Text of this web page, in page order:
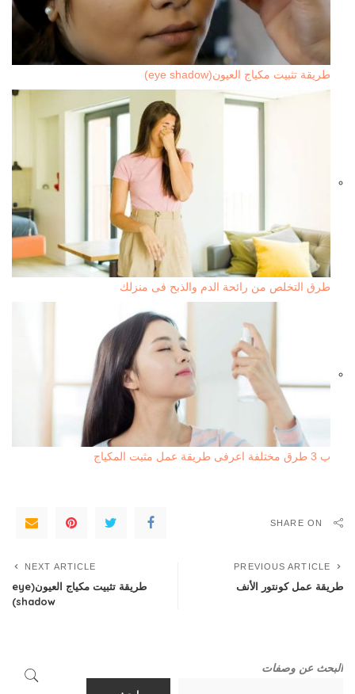
طريقة تثبيت مكياج العيون(eye shadow)
طرق التخلص من رائحة الدم والذبح فى منزلك
ب 3 طرق مختلفة اعرفى طريقة عمل مثبت المكياج
SHARE ON
PREVIOUS ARTICLE
طريقة عمل كونتور الأنف
NEXT ARTICLE
طريقة تثبيت مكياج العيون(eye
shadow)
البحث عن وصفات